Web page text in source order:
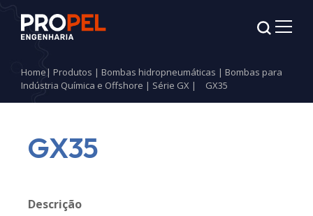
Home| Produtos | Bombas hidropneumáticas | Bombas para
Indústria Química e Offshore | Série GX | GX35
GX35
Descrição